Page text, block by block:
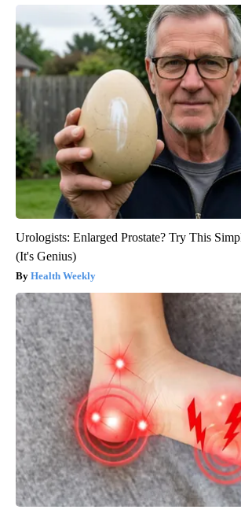
Urologists: Enlarged Prostate? Try This
(It's Genius)
Health Weekly